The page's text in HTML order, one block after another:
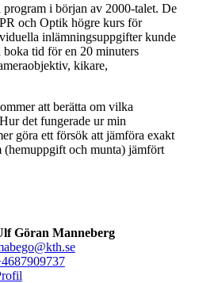
i början av 2000-talet. De
och Optik högre kurs för
inlämningsuppgifter kunde
boka tid för en 20 minuters
kikare,
att berätta om vilka
det fungerade ur min
göra ett försök att jämföra exakt
(hemuppgift och munta) jämfört
Göran Manneberg
9737